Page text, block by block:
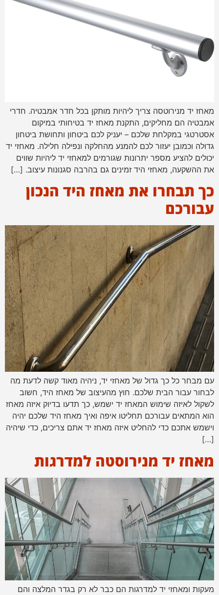
מאחז יד מנירוטסה צריך ליהיות מותקן בכל חדר אמבטיה. חדרי
אמבטיה הם מחליקים, התקנת מאחז יד בטיחותי במיקום
אסטרטגי במקלחת שלכם – יעניק לכם ביטחון ותחושת ביטחון
גדולה וכמובן יעזור לכם להמנע מהחלקה ונפילה חלילה. מאחזי יד
יכולים להציע מספר יתרונות שגורמים למאחזי יד ליהיות שווים
את ההשקעה, מאחזי היד זמינים גם בהרבה סגנונות עיצוב. […]
כך תבחרו את מאחז היד הנכון
עבורכם
עם מבחר כל כך גדול של מאחזי יד, ניהיה מאוד קשה לדעת מה
לבחור עבור הבית שלכם. חוץ מהעיצוב של מאחז היד, חשוב
לשקול לאיזה שימוש המאחז יד ישמש, כך תדעו בדיוק איזה מאחז
הוא המתאים עבורכם תחליטו איפה ואיך מאחז היד שלכם יהיה
וישמש אתכם כדי להחליט איזה מאחז יד אתם צריכים, כדי שיהיה
[…]
מאחז יד מנירוסטה למדרגות
מעקות ומאחזי יד למדרגות הם כבר לא רק בגדר המלצה והם